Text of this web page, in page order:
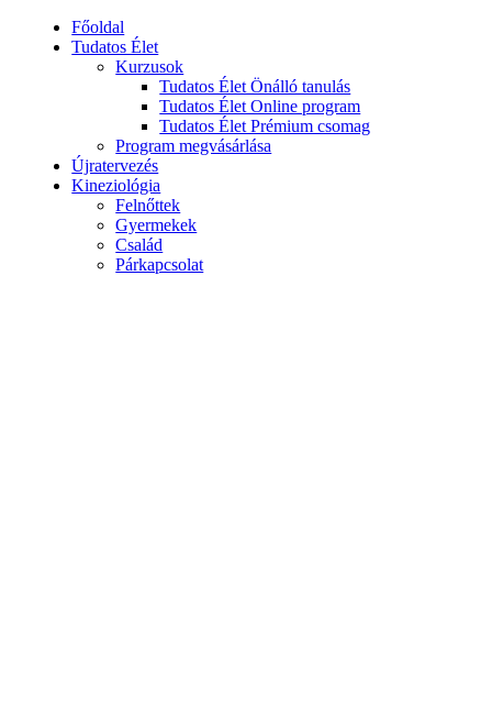
Főoldal
Tudatos Élet
Kurzusok
Tudatos Élet Önálló tanulás
Tudatos Élet Online program
Tudatos Élet Prémium csomag
Program megvásárlása
Újratervezés
Kineziológia
Felnőttek
Gyermekek
Család
Párkapcsolat